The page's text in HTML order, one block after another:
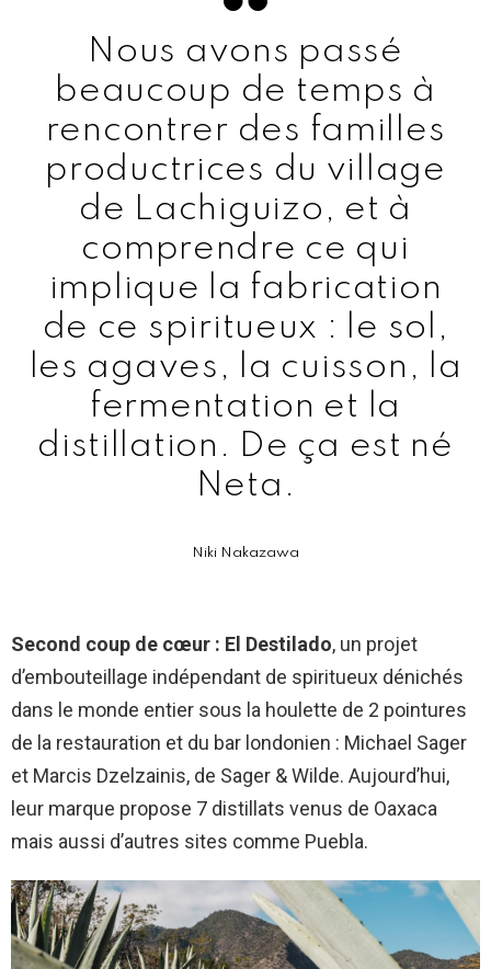
Nous avons passé
beaucoup de temps à
rencontrer des familles
productrices du village
de Lachiguizo, et à
comprendre ce qui
implique la fabrication
de ce spiritueux : le sol,
les agaves, la cuisson, la
fermentation et la
distillation. De ça est né
Neta.
Niki Nakazawa
Second coup de cœur : El Destilado, un projet
d’embouteillage indépendant de spiritueux dénichés
dans le monde entier sous la houlette de 2 pointures
de la restauration et du bar londonien : Michael Sager
et Marcis Dzelzainis, de Sager & Wilde. Aujourd’hui,
leur marque propose 7 distillats venus de Oaxaca
mais aussi d’autres sites comme Puebla.